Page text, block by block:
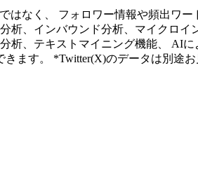
はなく、 フォロワー情報や頻出ワ
析、インバウンド分析、マイクロ
析、テキストマイニング機能、 AI
ます。 *Twitter(X)のデータは別途お